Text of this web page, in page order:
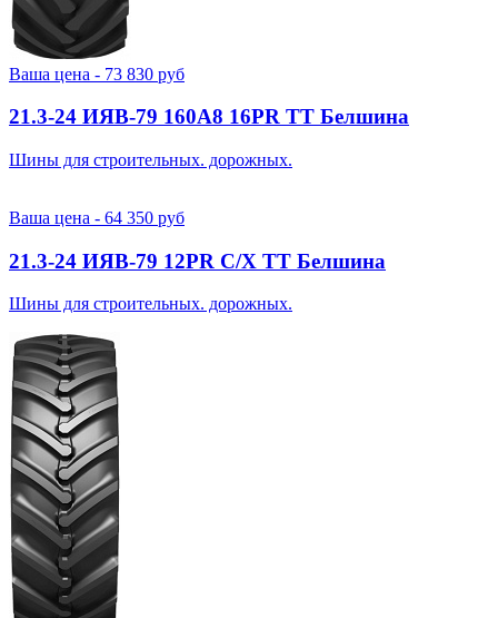
Ваша цена - 73 830 руб
21.3-24 ИЯВ-79 160A8 16PR TT Белшина
Шины для строительных. дорожных.
Ваша цена - 64 350 руб
21.3-24 ИЯВ-79 12PR С/Х TT Белшина
Шины для строительных. дорожных.